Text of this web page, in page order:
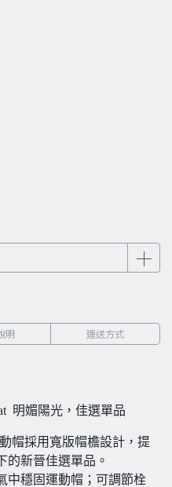
明 運送方式
明媚陽光，佳選單品
帽採用寬版帽檐設計，提
的新晉佳選單品。
中穩固運動帽；可調節栓